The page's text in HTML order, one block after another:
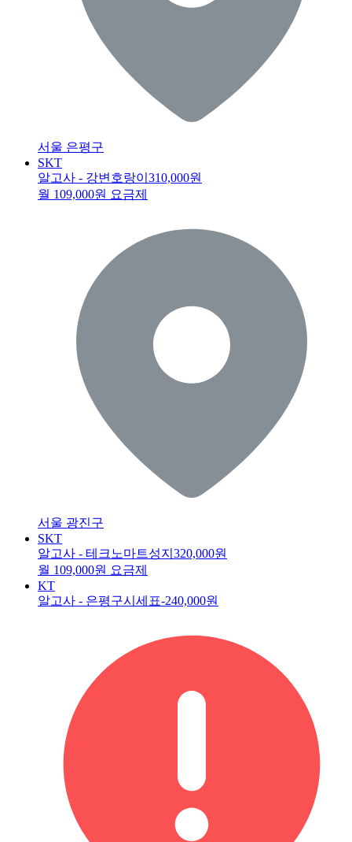
서울 은평구
SKT
알고사 - 강변호랑이 310,000원
월 109,000원 요금제
서울 광진구
SKT
알고사 - 테크노마트성지 320,000원
월 109,000원 요금제
KT
알고사 - 은평구시세표-240,000원